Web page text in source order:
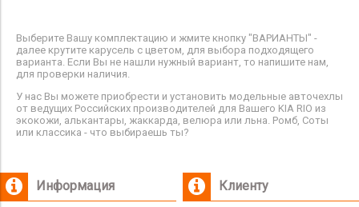
Выберите Вашу комплектацию и жмите кнопку "ВАРИАНТЫ" -
далее крутите карусель с цветом, для выбора подходящего
варианта. Если Вы не нашли нужный вариант, то напишите нам,
для проверки наличия.
У нас Вы можете приобрести и установить модельные авточехлы
от ведущих Российских производителей для Вашего KIA RIO из
экокожи, алькантары, жаккарда, велюра или льна. Ромб, Соты
или классика - что выбираешь ты?
Информация Клиенту